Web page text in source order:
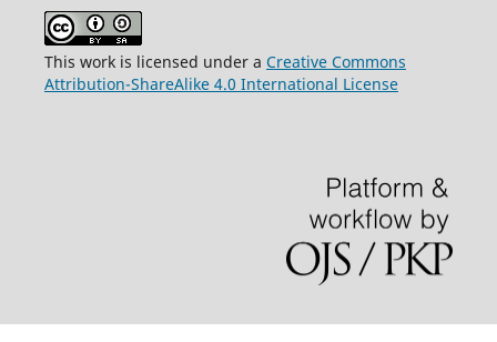
This work is licensed under a Creative Commons
Attribution-ShareAlike 4.0 International License